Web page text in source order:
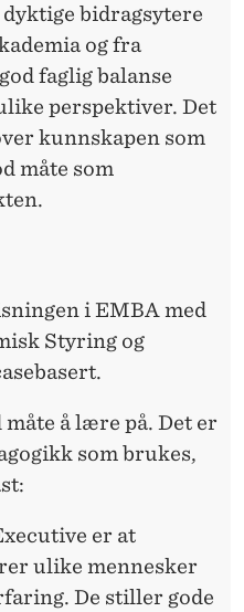
dyktige bidragsytere
og fra
faglig balanse
perspektiver. Det
kunnskapen som
måte som
i EMBA med
Styring og
måte å lære på. Det er
som brukes,
er at
ulike mennesker
De stiller gode